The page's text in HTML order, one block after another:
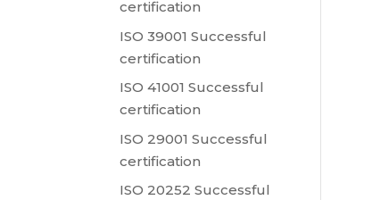
certification
ISO 39001 Successful
certification
ISO 41001 Successful
certification
ISO 29001 Successful
certification
ISO 20252 Successful